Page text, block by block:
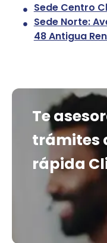
Sede Centro
Sede Norte:
48 Antigua
Te
trámites
rápida